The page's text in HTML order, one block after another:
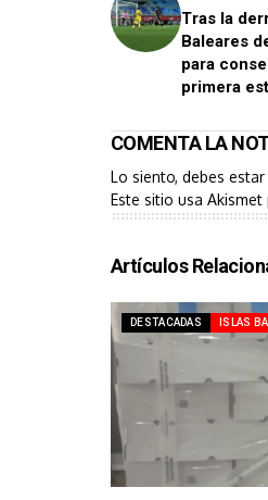
Tras la
Baleares
para
primera
COMENTA LA
Lo siento, debes estar
Este sitio usa
Artículos
DESTACADAS ISLAS